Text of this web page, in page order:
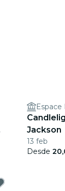
Espace
Jackson
13 feb
Desde